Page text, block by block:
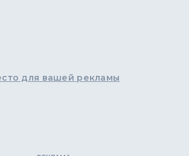
для вашей рекламы